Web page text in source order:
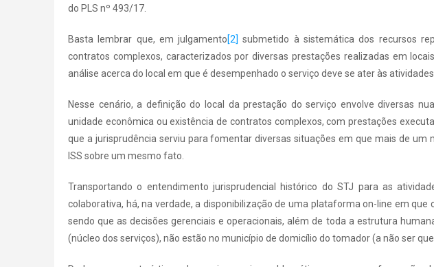
do PLS nº 493/17.
Basta lembrar que, em julgamento[2] submetido à sistemática dos recursos
contratos complexos, caracterizados por diversas prestações realizadas em
análise acerca do local em que é desempenhado o serviço deve se ater às
Nesse cenário, a definição do local da prestação do serviço envolve diversas
unidade econômica ou existência de contratos complexos, com prestações
que a jurisprudência serviu para fomentar diversas situações em que mais de um
ISS sobre um mesmo fato.
Transportando o entendimento jurisprudencial histórico do STJ para as
colaborativa, há, na verdade, a disponibilização de uma plataforma on-line em
sendo que as decisões gerenciais e operacionais, além de toda a estrutura
(núcleo dos serviços), não estão no município de domicílio do tomador (a não ser